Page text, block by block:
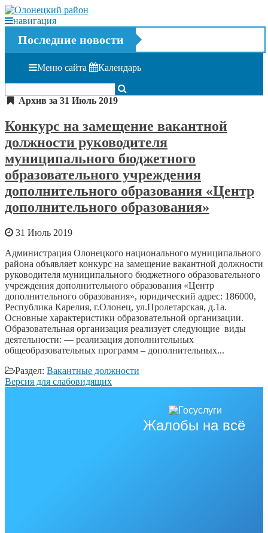
навигация
Последние новости
Меню сайта Календарь
Архив за 31 Июль 2019
Конкурс на замещение вакантной
должности руководителя
муниципального бюджетного
образовательного учреждения
дополнительного образования «Центр
дополнительного образования»
31 Июль 2019
Администрация Олонецкого национального муниципального
района объявляет конкурс на замещение вакантной должности
руководителя муниципального бюджетного образовательного
учреждения дополнительного образования «Центр
дополнительного образования», юридический адрес: 186000,
Республика Карелия, г.Олонец, ул.Пролетарская, д.1а.
Основные характеристики образовательной организации.
Образовательная организация реализует следующие виды
деятельности: — реализация дополнительных
общеобразовательных программ – дополнительных...
Раздел: Вакантные должности
Версия для слабовидящих
Жалобы на всё